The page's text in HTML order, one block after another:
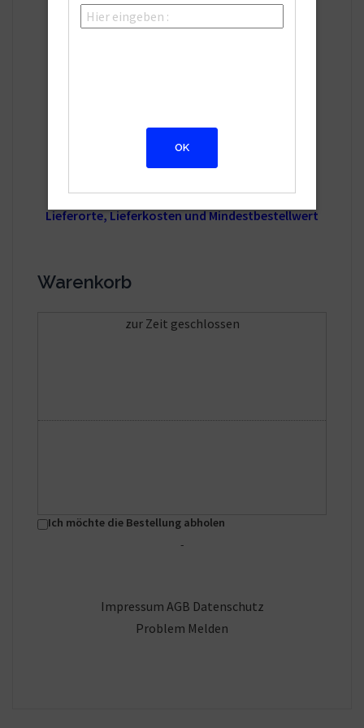
Kolpingweg 2
Di. bis Sa. 16.30 - 22.30Uhr
Sonntag. 12.00 - 22.00Uhr
Lieferorte, Lieferkosten und Mindestbestellwert
Warenkorb
zur Zeit geschlossen
Ich möchte die Bestellung abholen
-
Impressum AGB Datenschutz
Problem Melden